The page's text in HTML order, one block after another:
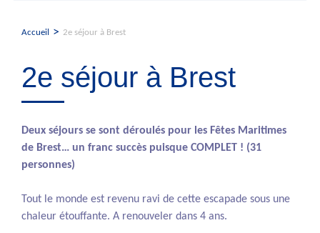
Accueil > 2e séjour à Brest
2e séjour à Brest
Deux séjours se sont déroulés pour les Fêtes Maritimes
de Brest… un franc succès puisque COMPLET ! (31
personnes)
Tout le monde est revenu ravi de cette escapade sous une
chaleur étouffante. A renouveler dans 4 ans.